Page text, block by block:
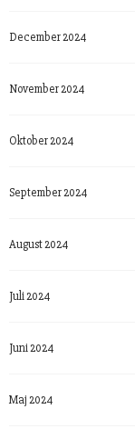
December 2024
November 2024
Oktober 2024
September 2024
August 2024
Juli 2024
Juni 2024
Maj 2024